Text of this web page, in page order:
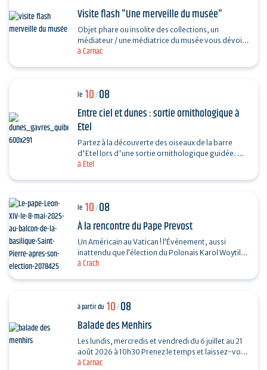
à Carnac
Visite flash "Une merveille du musée"
Objet phare ou insolite des collections, un
médiateur / une médiatrice du musée vous dévoile
son histoire. Sans réservation. Durée 30…
à Étel
le 10/08
Entre ciel et dunes : sortie ornithologique à
Etel
Partez à la découverte des oiseaux de la barre
d'Etel lors d'une sortie ornithologique guidée. Un
rendez-vous privilégié entre océan, dunes et…
à Crach
le 10/08
À la rencontre du Pape Prevost
Un Américain au Vatican ! l’Événement, aussi
inattendu que l’élection du Polonais Karol Woytila
en son temps, donne à l’Église un Pape…
à Carnac
à partir du 10/08
Balade des Menhirs
Les lundis, mercredis et vendredi du 6 juillet au 21
août 2026 à 10h30 Prenez le temps et laissez-vous
guider pour une balade le long des…